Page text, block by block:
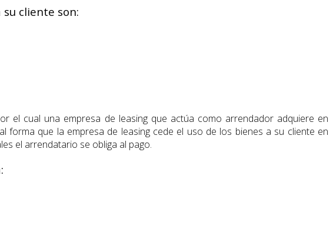
cliente son:
el cual una empresa de leasing que actúa como arrendador adquiere en
que la empresa de leasing cede el uso de los bienes a su cliente en
el arrendatario se obliga al pago.